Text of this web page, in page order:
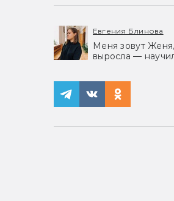
Евгения Блинова
Меня зовут
выросла —